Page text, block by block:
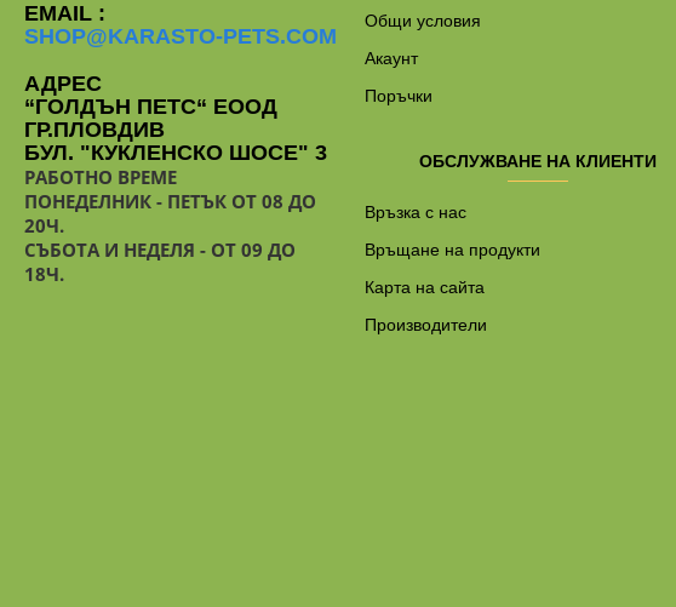
EMAIL :
SHOP@KARASTO-PETS.COM
АДРЕС
“ГОЛДЪН ПЕТС“ ЕООД
ГР.ПЛОВДИВ
БУЛ. "КУКЛЕНСКО ШОСЕ" 3
РАБОТНО ВРЕМЕ
ПОНЕДЕЛНИК - ПЕТЪК ОТ 08 ДО
20Ч.
СЪБОТА И НЕДЕЛЯ - ОТ 09 ДО
18Ч.
Общи условия
Акаунт
Поръчки
ОБСЛУЖВАНЕ НА КЛИЕНТИ
Връзка с нас
Връщане на продукти
Карта на сайта
Производители